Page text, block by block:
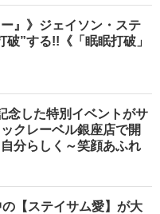
ー』》ジェイソン・ステ
破”する!!《「眠眠打破」
念した特別イベントがサ
クレーベル銀座店で開
分らしく～笑顔あふれ
の【ステイサム愛】が大